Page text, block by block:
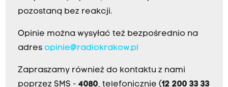
pozostaną bez reakcji.
Opinie można wysyłać też bezpośrednio na
adres opinie@radiokrakow.pl
Zapraszamy również do kontaktu z nami
poprzez SMS - 4080, telefonicznie (12 200 33 33